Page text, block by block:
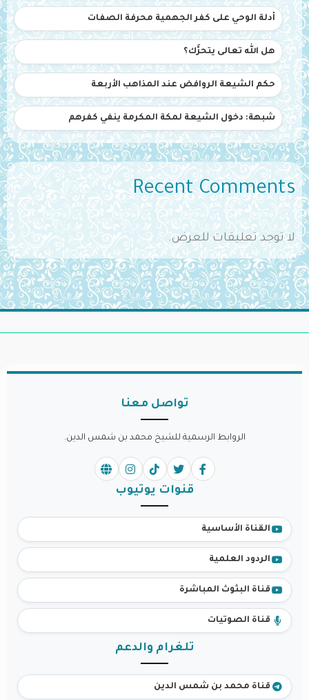
أدلة الوحي على كفر الجهمية محرفة الصفات
هل الله تعالى يتحرَّك؟
حكم الشيعة الروافض عند المذاهب الأربعة
شبهة: دخول الشيعة لمكة المكرمة ينفي كفرهم
Recent Comments
لا توجد تعليقات للعرض.
تواصل معنا
الروابط الرسمية للشيخ محمد بن شمس الدين.
قنوات يوتيوب
القناة الأساسية
الردود العلمية
قناة البثوث المباشرة
قناة الصوتيات
تلغرام والدعم
قناة محمد بن شمس الدين